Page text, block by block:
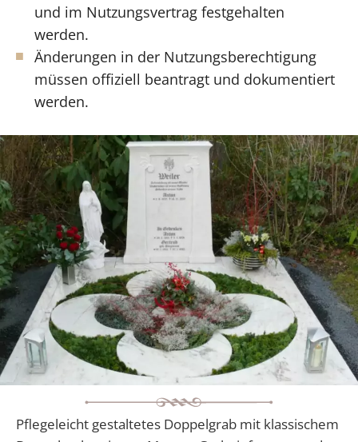
und im Nutzungsvertrag festgehalten
werden.
Änderungen in der Nutzungsberechtigung
müssen offiziell beantragt und dokumentiert
werden.
Pflegeleicht gestaltetes Doppelgrab mit klassischem